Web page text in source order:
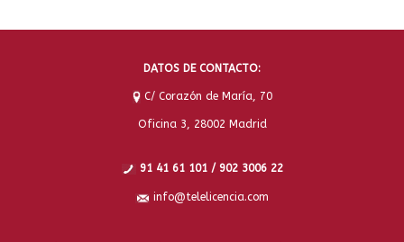
DATOS DE CONTACTO:
C/ Corazón de María, 70
Oficina 3, 28002 Madrid
91 41 61 101 / 902 3006 22
info@telelicencia.com